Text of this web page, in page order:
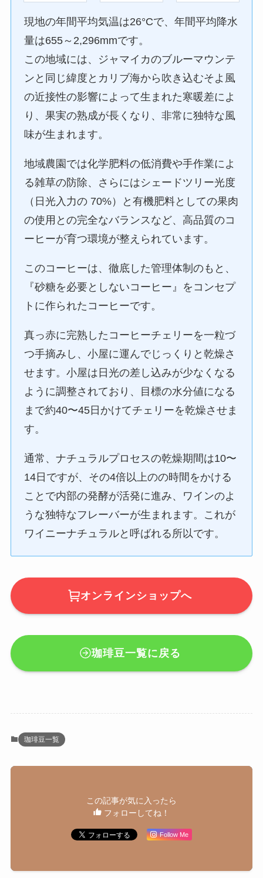
現地の年間平均気温は26°Cで、年間平均降水
量は655～2,296mmです。
この地域には、ジャマイカのブルーマウンテ
ンと同じ緯度とカリブ海から吹き込むそよ風
の近接性の影響によって生まれた寒暖差によ
り、果実の熟成が長くなり、非常に独特な風
味が生まれます。
地域農園では化学肥料の低消費や手作業によ
る雑草の防除、さらにはシェードツリー光度
（日光入力の 70%）と有機肥料としての果肉
の使用との完全なバランスなど、高品質のコ
ーヒーが育つ環境が整えられています。
このコーヒーは、徹底した管理体制のもと、
『砂糖を必要としないコーヒー』をコンセプ
トに作られたコーヒーです。
真っ赤に完熟したコーヒーチェリーを一粒づ
つ手摘みし、小屋に運んでじっくりと乾燥さ
せます。小屋は日光の差し込みが少なくなる
ように調整されており、目標の水分値になる
まで約40〜45日かけてチェリーを乾燥させま
す。
通常、ナチュラルプロセスの乾燥期間は10〜
14日ですが、その4倍以上のの時間をかける
ことで内部の発酵が活発に進み、ワインのよ
うな独特なフレーバーが生まれます。これが
ワイニーナチュラルと呼ばれる所以です。
オンラインショップへ
珈琲豆一覧に戻る
珈琲豆一覧
この記事が気に入ったら
フォローしてね！
Follow Me